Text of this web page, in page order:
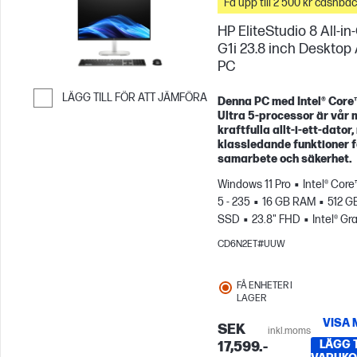
LÄGG TILL FÖR ATT JÄMFÖRA
Få upp till 2 500 kr
HP EliteStudio 8 All-
G1i 23.8 inch Desktop
PC
Denna PC med Intel®
Ultra 5‑processor är vår
kraftfulla allt‑i‑ett‑dator,
klassledande funktioner
samarbete och säkerhet.
Windows 11 Pro
Intel®
5 - 235
16 GB RAM
512
SSD
23.8" FHD Intel®
CD6N2ET#UUW
FÅ ENHETER I
LAGER
SEK
17,599.-
inkl.moms
VISA
LÄGG